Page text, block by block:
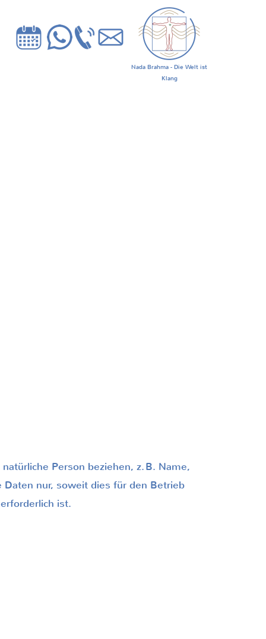
Nada Brahma - Die Welt ist
Klang
Person beziehen, z.B. Name,
Daten nur, soweit dies für den Betrieb
ist.